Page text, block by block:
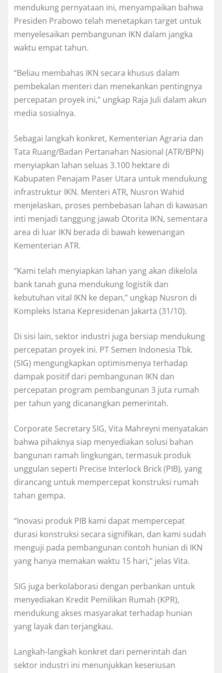
mendukung pernyataan ini, menyampaikan bahwa
Presiden Prabowo telah menetapkan target untuk
menyelesaikan pembangunan IKN dalam jangka
waktu empat tahun.
“Beliau membahas IKN secara khusus dalam
pembekalan menteri dan menekankan pentingnya
percepatan proyek ini,” ungkap Raja Juli dalam akun
media sosialnya.
Sebagai langkah konkret, Kementerian Agraria dan
Tata Ruang/Badan Pertanahan Nasional (ATR/BPN)
menyiapkan lahan seluas 3.100 hektare di
Kabupaten Penajam Paser Utara untuk mendukung
infrastruktur IKN. Menteri ATR, Nusron Wahid
menjelaskan, proses pembebasan lahan di kawasan
inti menjadi tanggung jawab Otorita IKN, sementara
area di luar IKN berada di bawah kewenangan
Kementerian ATR.
“Kami telah menyiapkan lahan yang akan dikelola
bank tanah guna mendukung logistik dan
kebutuhan vital IKN ke depan,” ungkap Nusron di
Kompleks Istana Kepresidenan Jakarta (31/10).
Di sisi lain, sektor industri juga bersiap mendukung
percepatan proyek ini. PT Semen Indonesia Tbk.
(SIG) mengungkapkan optimismenya terhadap
dampak positif dari pembangunan IKN dan
percepatan program pembangunan 3 juta rumah
per tahun yang dicanangkan pemerintah.
Corporate Secretary SIG, Vita Mahreyni menyatakan
bahwa pihaknya siap menyediakan solusi bahan
bangunan ramah lingkungan, termasuk produk
unggulan seperti Precise Interlock Brick (PIB), yang
dirancang untuk mempercepat konstruksi rumah
tahan gempa.
“Inovasi produk PIB kami dapat mempercepat
durasi konstruksi secara signifikan, dan kami sudah
menguji pada pembangunan contoh hunian di IKN
yang hanya memakan waktu 15 hari,” jelas Vita.
SIG juga berkolaborasi dengan perbankan untuk
menyediakan Kredit Pemilikan Rumah (KPR),
mendukung akses masyarakat terhadap hunian
yang layak dan terjangkau.
Langkah-langkah konkret dari pemerintah dan
sektor industri ini menunjukkan keseriusan